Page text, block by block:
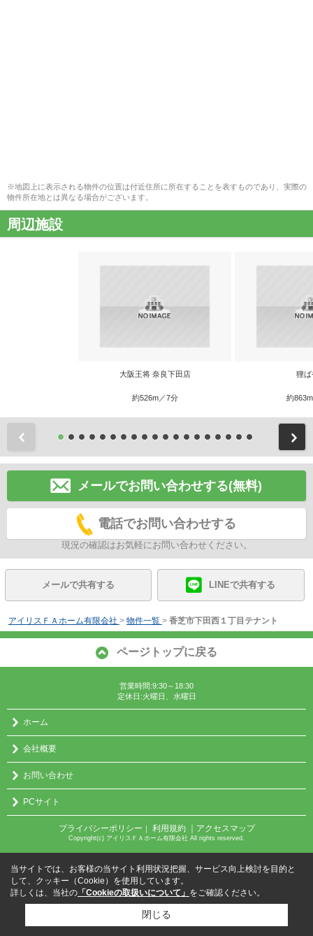
※地図上に表示される物件の位置は付近住所に所在することを表すものであり、実際の
物件所在地とは異なる場合がございます。
周辺施設
大阪王将 奈良下田店
約526m／7分
狸ば
約
メールでお問い合わせする(無料)
電話でお問い合わせする
現況の確認はお気軽にお問い合わせください。
メールで共有する LINEで共有する
アイリスＦＡホーム有限会社 > 物件一覧 > 香芝市下田西１丁目テナント
ページトップに戻る
営業時間:9:30～18:30
定休日:火曜日、水曜日
ホーム
会社概要
お問い合わせ
PCサイト
プライバシーポリシー 利用規約 ｜アクセスマップ
Copyright(c) アイリスＦＡホーム有限会社 All rights reserved.
当サイトでは、お客様の当サイト利用状況把握、サービス向上検討を目的と
して、クッキー（Cookie）を使用しています。
詳しくは、当社の 「Cookieの取扱いについて」 をご確認ください。
閉じる